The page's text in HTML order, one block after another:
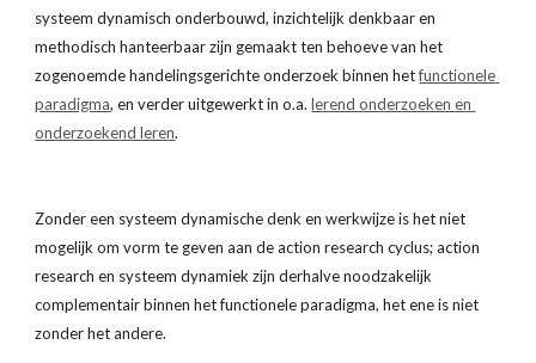
systeem dynamisch onderbouwd, inzichtelijk denkbaar en
methodisch hanteerbaar zijn gemaakt ten behoeve van het
zogenoemde handelingsgerichte onderzoek binnen het functionele
paradigma, en verder uitgewerkt in o.a. lerend onderzoeken en
onderzoekend leren.
Zonder een systeem dynamische denk en werkwijze is het niet
mogelijk om vorm te geven aan de action research cyclus; action
research en systeem dynamiek zijn derhalve noodzakelijk
complementair binnen het functionele paradigma, het ene is niet
zonder het andere.